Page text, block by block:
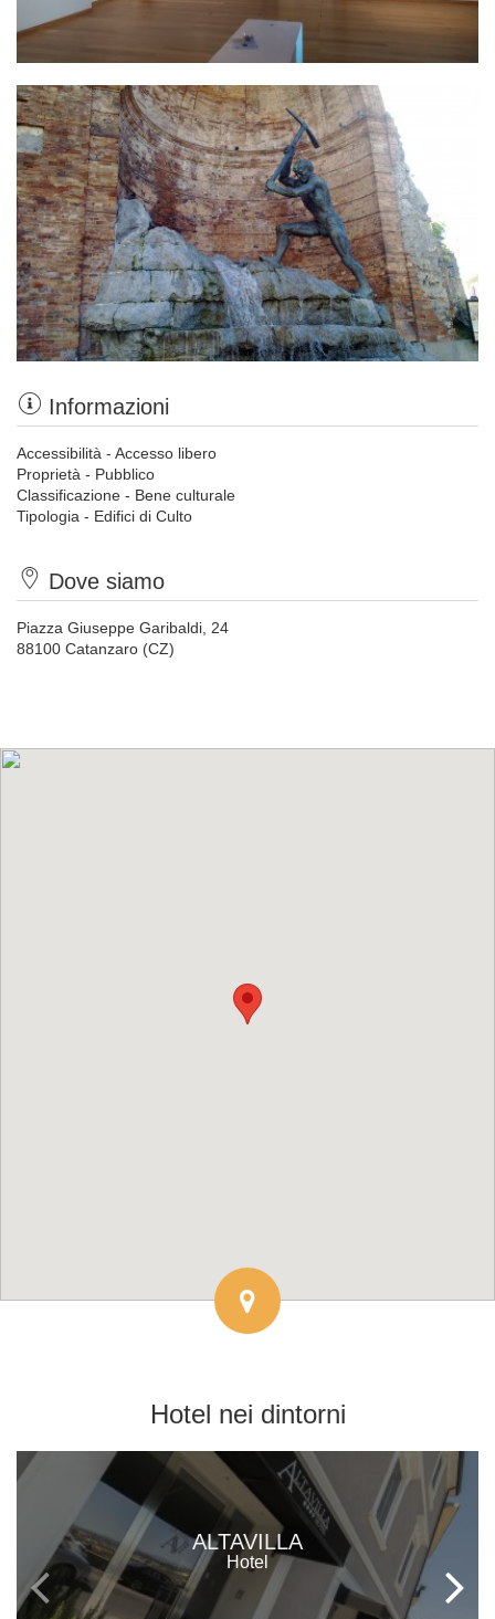
Informazioni
Accessibilità - Accesso libero
Proprietà - Pubblico
Classificazione - Bene culturale
Tipologia - Edifici di Culto
Dove siamo
Piazza Giuseppe Garibaldi, 24
88100 Catanzaro (CZ)
Hotel nei dintorni
ALTAVILLA
Hotel